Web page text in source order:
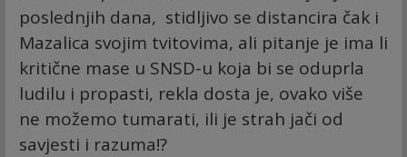
poslednjih dana, stidljivo se distancira čak i
Mazalica svojim tvitovima, ali pitanje je ima li
kritične mase u SNSD-u koja bi se oduprla
ludilu i propasti, rekla dosta je, ovako više
ne možemo tumarati, ili je strah jači od
savjesti i razuma!?